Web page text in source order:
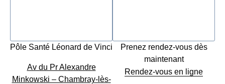
Pôle Santé Léonard de Vinci
Av du Pr Alexandre
Minkowski – Chambray-lès-
Prenez rendez-vous dès
maintenant
Rendez-vous en ligne